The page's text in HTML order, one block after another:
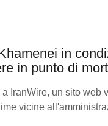
in
in punto di
IranWire, un sito web
vicine